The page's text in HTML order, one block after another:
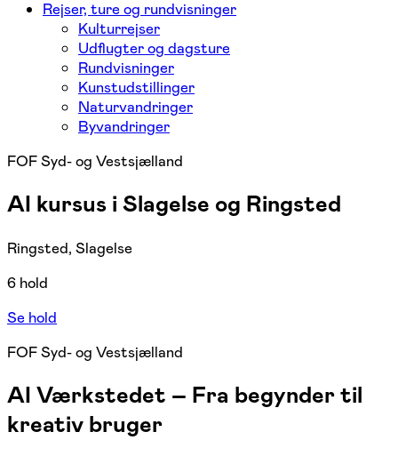
Rejser, ture og rundvisninger
Kulturrejser
Udflugter og dagsture
Rundvisninger
Kunstudstillinger
Naturvandringer
Byvandringer
FOF Syd- og Vestsjælland
AI kursus i Slagelse og Ringsted
Ringsted, Slagelse
6 hold
Se hold
FOF Syd- og Vestsjælland
AI Værkstedet – Fra begynder til
kreativ bruger